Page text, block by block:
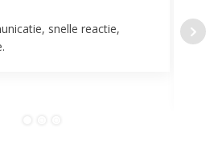
snelle reactie,
door